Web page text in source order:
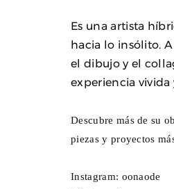
Es una artista
hacia lo insólito.
el dibujo y el
experiencia
Descubre más de su
piezas y proyectos
Instagram: oonaode